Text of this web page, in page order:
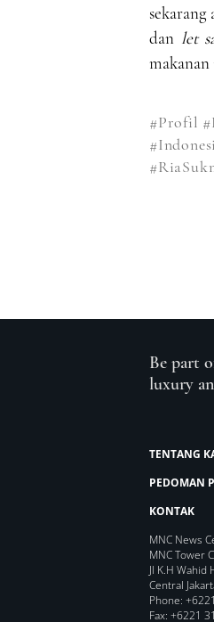
dan let
makanan
#Profil
Be part
luxury
TENTANG
PEDOMAN
KONTAK
MNC News
MNC Tower
Jl K.H Wahid
Central
Phone:
Fax: +6221